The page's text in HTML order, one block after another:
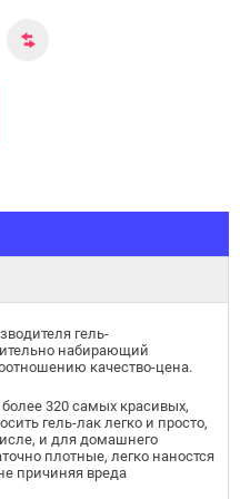
гель-
набирающий
качество-цена.
320 самых красивых,
гель-лак легко и просто,
и для домашнего
плотные, легко наностся
причиняя вреда